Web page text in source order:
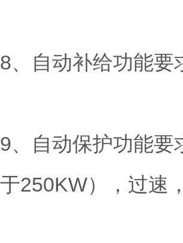
8、自动补给功能要
9、自动保护功能要
于250KW），过速